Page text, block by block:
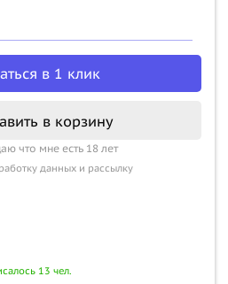
в 1 клик
в корзину
что мне есть 18 лет
данных и рассылку
13 чел.